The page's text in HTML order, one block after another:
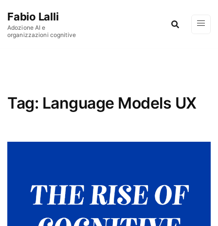
Fabio Lalli
Adozione AI e
organizzazioni cognitive
Tag: Language Models UX